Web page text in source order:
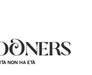
NON HA ETÀ